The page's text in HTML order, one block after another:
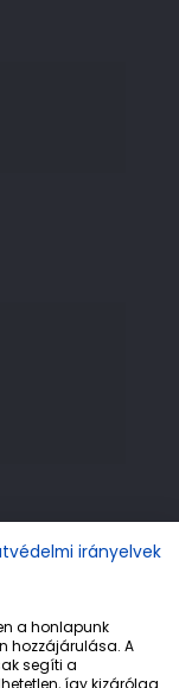
irányelvek
a honlapunk
hozzájárulása. A
segíti a
így kizárólag